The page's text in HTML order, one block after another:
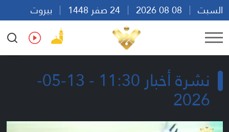
السبت
بيروت
06:30
Ar En Fr Es
نشرة أخبار 11:30 - 13-05-
2026